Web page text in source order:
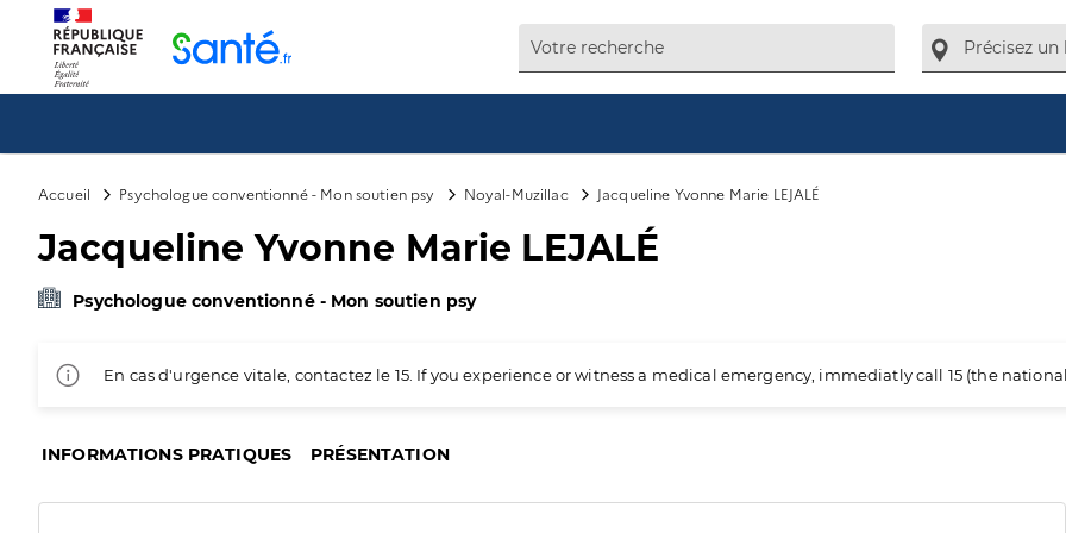
Accueil Psychologue conventionné - Mon soutien psy Noyal-Muzillac Jacqueline Yvonne Marie LEJALÉ
Jacqueline Yvonne Marie LEJALÉ
Psychologue conventionné - Mon soutien psy
En cas d'urgence vitale, contactez le 15. If you experience or witness a medical emergency, immediatly call 15 (the
INFORMATIONS PRATIQUES PRÉSENTATION
Panneau de gestion des cookies